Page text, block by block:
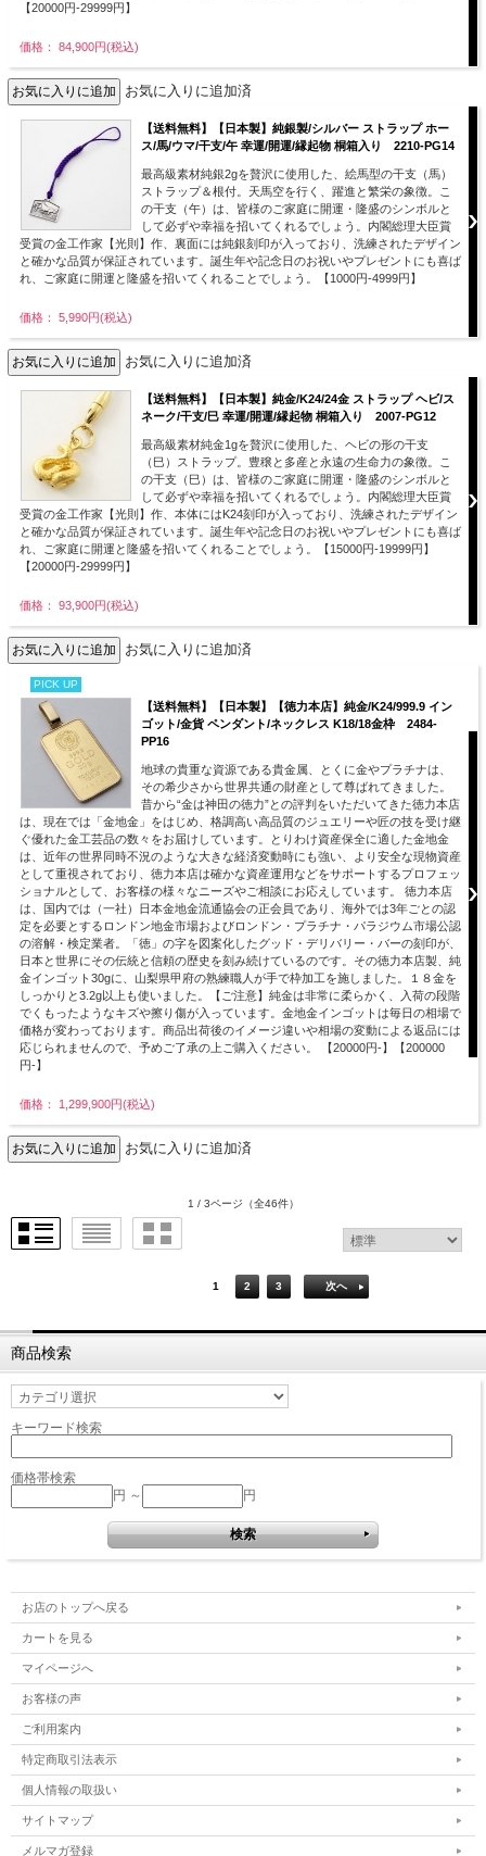
【20000円-29999円】
価格： 84,900円(税込)
お気に入りに追加済
【送料無料】【日本製】純銀製/シルバー ストラップ ホー
ス/馬/ウマ/干支/午 幸運/開運/縁起物 桐箱入り 2210-PG14
最高級素材純銀2gを贅沢に使用した、絵馬型の干支（馬）
ストラップ＆根付。天馬空を行く、躍進と繁栄の象徴。こ
の干支（午）は、皆様のご家庭に開運・隆盛のシンボルと
して必ずや幸福を招いてくれるでしょう。内閣総理大臣賞
受賞の金工作家【光則】作、裏面には純銀刻印が入っており、洗練されたデザイン
と確かな品質が保証されています。誕生年や記念日のお祝いやプレゼントにも喜ば
れ、ご家庭に開運と隆盛を招いてくれることでしょう。【1000円-4999円】
価格： 5,990円(税込)
お気に入りに追加済
【送料無料】【日本製】純金/K24/24金 ストラップ ヘビ/ス
ネーク/干支/巳 幸運/開運/縁起物 桐箱入り 2007-PG12
最高級素材純金1gを贅沢に使用した、ヘビの形の干支
（巳）ストラップ。豊穣と多産と永遠の生命力の象徴。こ
の干支（巳）は、皆様のご家庭に開運・隆盛のシンボルと
して必ずや幸福を招いてくれるでしょう。内閣総理大臣賞
受賞の金工作家【光則】作、本体にはK24刻印が入っており、洗練されたデザイン
と確かな品質が保証されています。誕生年や記念日のお祝いやプレゼントにも喜ば
れ、ご家庭に開運と隆盛を招いてくれることでしょう。【15000円-19999円】
【20000円-29999円】
価格： 93,900円(税込)
お気に入りに追加済
PICK UP
【送料無料】【日本製】【徳力本店】純金/K24/999.9 イン
ゴット/金貨 ペンダント/ネックレス K18/18金枠 2484-
PP16
地球の貴重な資源である貴金属、とくに金やプラチナは、
その希少さから世界共通の財産として尊ばれてきました。
昔から“金は神田の徳力”との評判をいただいてきた徳力本店
は、現在では「金地金」をはじめ、格調高い高品質のジュエリーや匠の技を受け継
ぐ優れた金工芸品の数々をお届けしています。とりわけ資産保全に適した金地金
は、近年の世界同時不況のような大きな経済変動時にも強い、より安全な現物資産
として重視されており、徳力本店は確かな資産運用などをサポートするプロフェッ
ショナルとして、お客様の様々なニーズやご相談にお応えしています。 徳力本店
は、国内では（一社）日本金地金流通協会の正会員であり、海外では3年ごとの認
定を必要とするロンドン地金市場およびロンドン・プラチナ・パラジウム市場公認
の溶解・検定業者。「徳」の字を図案化したグッド・デリバリー・バーの刻印が、
日本と世界にその伝統と信頼の歴史を刻み続けているのです。その徳力本店製、純
金インゴット30gに、山梨県甲府の熟練職人が手で枠加工を施しました。１８金を
しっかりと3.2g以上も使いました。【ご注意】純金は非常に柔らかく、入荷の段階
でくもったようなキズや擦り傷が入っています。金地金インゴットは毎日の相場で
価格が変わっております。商品出荷後のイメージ違いや相場の変動による返品には
応じられませんので、予めご了承の上ご購入ください。 【20000円-】【200000
円-】
価格： 1,299,900円(税込)
お気に入りに追加済
1 / 3ページ （全46件）
1 2 3 次へ
商品検索
キーワード検索
価格帯検索
円 ～
円
お店のトップへ戻る
カートを見る
マイページへ
お客様の声
ご利用案内
特定商取引法表示
個人情報の取扱い
サイトマップ
メルマガ登録